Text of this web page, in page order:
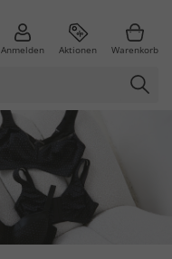
Anmelden Aktionen Warenkorb